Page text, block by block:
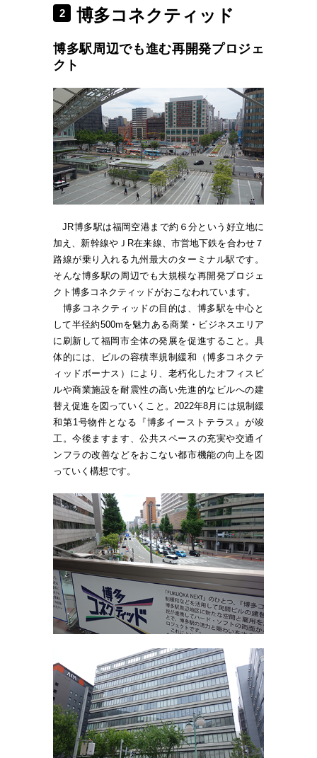
2 博多コネクティッド
博多駅周辺でも進む再開発プロジェ
クト
JR博多駅は福岡空港まで約６分という好立地に
加え、新幹線やＪR在来線、市営地下鉄を合わせ７
路線が乗り入れる九州最大のターミナル駅です。
そんな博多駅の周辺でも大規模な再開発プロジェ
クト博多コネクティッドがおこなわれています。
博多コネクティッドの目的は、博多駅を中心と
して半径約500mを魅力ある商業・ビジネスエリア
に刷新して福岡市全体の発展を促進すること。具
体的には、ビルの容積率規制緩和（博多コネクテ
ィッドボーナス）により、老朽化したオフィスビ
ルや商業施設を耐震性の高い先進的なビルへの建
替え促進を図っていくこと。2022年8月には規制緩
和第1号物件となる『博多イーストテラス』が竣
工。今後ますます、公共スペースの充実や交通イ
ンフラの改善などをおこない都市機能の向上を図
っていく構想です。